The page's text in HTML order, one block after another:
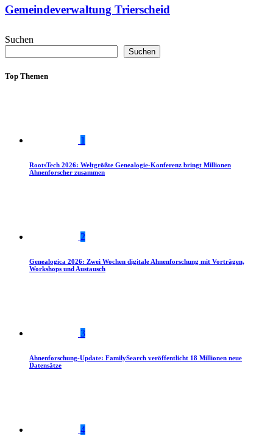
Gemeindeverwaltung Trierscheid
Suchen
Suchen
Top Themen
1
RootsTech 2026: Weltgrößte Genealogie-Konferenz bringt Millionen
Ahnenforscher zusammen
2
Genealogica 2026: Zwei Wochen digitale Ahnenforschung mit Vorträgen,
Workshops und Austausch
3
Ahnenforschung-Update: FamilySearch veröffentlicht 18 Millionen neue
Datensätze
4